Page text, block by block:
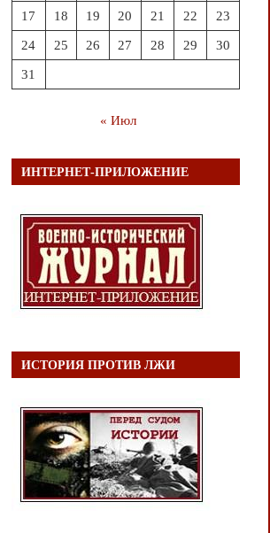
17 18 19 20 21 22 23
24 25 26 27 28 29 30
31
« Июл
ИНТЕРНЕТ-ПРИЛОЖЕНИЕ
ИСТОРИЯ ПРОТИВ ЛЖИ